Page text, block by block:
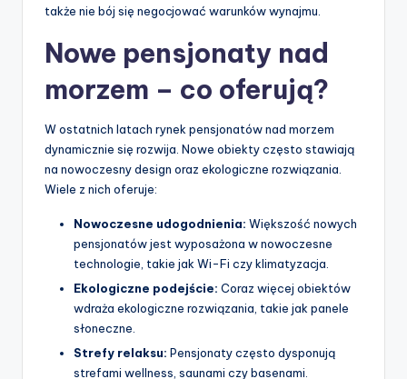
także nie bój się negocjować warunków wynajmu.
Nowe pensjonaty nad
morzem – co oferują?
W ostatnich latach rynek pensjonatów nad morzem
dynamicznie się rozwija. Nowe obiekty często stawiają
na nowoczesny design oraz ekologiczne rozwiązania.
Wiele z nich oferuje:
Nowoczesne udogodnienia: Większość nowych
pensjonatów jest wyposażona w nowoczesne
technologie, takie jak Wi-Fi czy klimatyzacja.
Ekologiczne podejście: Coraz więcej obiektów
wdraża ekologiczne rozwiązania, takie jak panele
słoneczne.
Strefy relaksu: Pensjonaty często dysponują
strefami wellness, saunami czy basenami.